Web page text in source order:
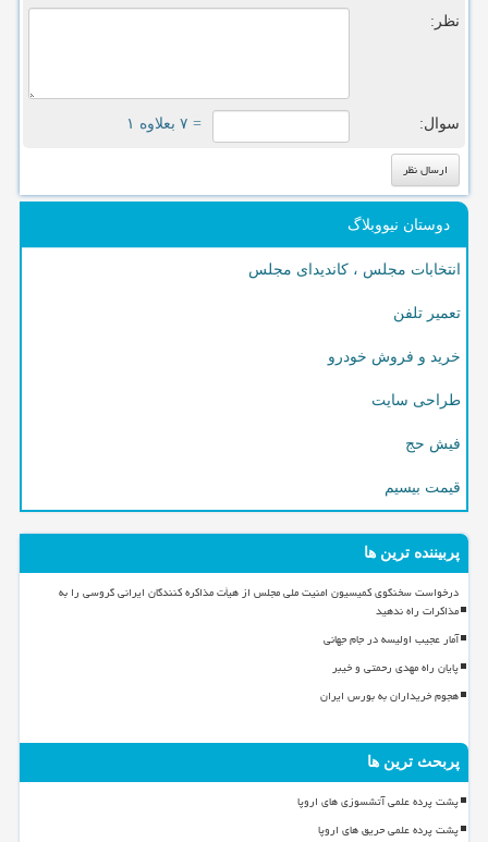
نظر:
سوال: = ۷ بعلاوه ۱
دوستان نیووبلاگ
انتخابات مجلس ، کاندیدای مجلس
تعمیر تلفن
خرید و فروش خودرو
طراحی سایت
فیش حج
قیمت بیسیم
پربیننده ترین ها
درخواست سخنگوی کمیسیون امنیت ملی مجلس از هیأت مذاکره کنندگان ایرانی گروسی را به
مذاکرات راه ندهید
آمار عجیب اولیسه در جام جهانی
پایان راه مهدی رحمتی و خیبر
هجوم خریداران به بورس ایران
پربحث ترین ها
پشت پرده علمی آتشسوزی های اروپا
پشت پرده علمی حریق های اروپا